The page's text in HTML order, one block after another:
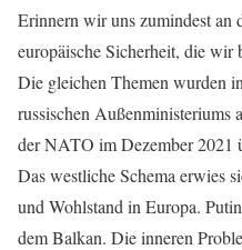
Erinnern wir uns zumindest an
europäische Sicherheit, die wir
Die gleichen Themen wurden
russischen Außenministeriums
der NATO im Dezember 2021
Das westliche Schema erwies
und Wohlstand in Europa.
dem Balkan. Die inneren